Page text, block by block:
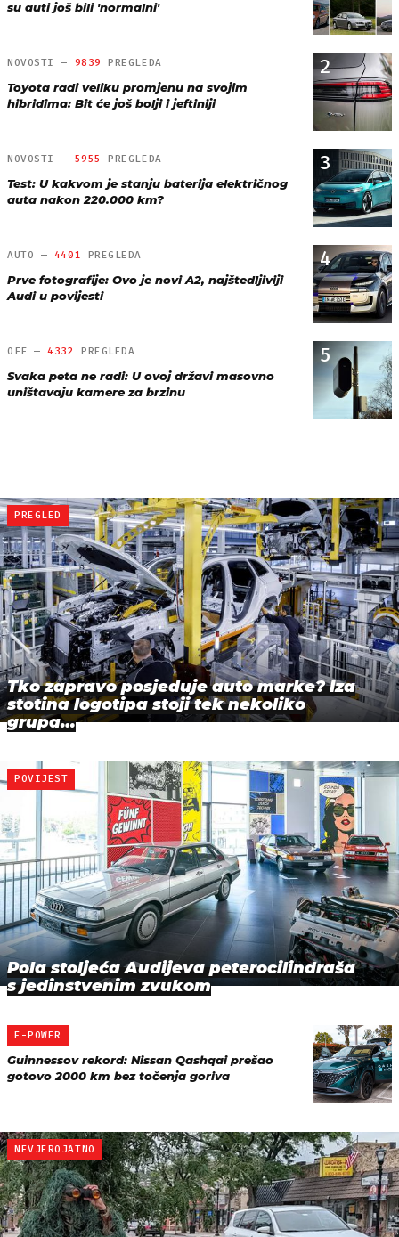
su auti još bili 'normalni'
2
NOVOSTI — 9839 PREGLEDA
Toyota radi veliku promjenu na svojim
hibridima: Bit će još bolji i jeftiniji
3
NOVOSTI — 5955 PREGLEDA
Test: U kakvom je stanju baterija električnog
auta nakon 220.000 km?
4
AUTO — 4401 PREGLEDA
Prve fotografije: Ovo je novi A2, najštedljiviji
Audi u povijesti
5
OFF —4332 PREGLEDA
Svaka peta ne radi: U ovoj državi masovno
uništavaju kamere za brzinu
PREGLED
Tko zapravo posjeduje auto marke? Iza
stotina logotipa stoji tek nekoliko
grupa…
POVIJEST
Pola stoljeća Audijeva peterocilindraša
s jedinstvenim zvukom
E-POWER
Guinnessov rekord: Nissan Qashqai prešao
gotovo 2000 km bez točenja goriva
NEVJEROJATNO